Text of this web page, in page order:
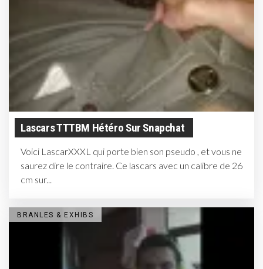
Lascars TTTBM Hétéro Sur Snapchat
Voici LascarXXXL qui porte bien son pseudo , et vous ne
saurez dire le contraire. Ce lascars avec un calibre de 26
cm sur...
BRANLES & EXHIBS